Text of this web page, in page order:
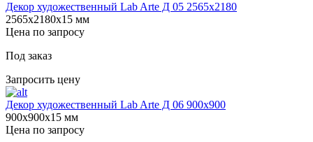
Декор художественный Lab Arte Д 05 2565х2180
2565х2180х15 мм
Цена по запросу
Под заказ
Запросить цену
Декор художественный Lab Arte Д 06 900х900
900х900х15 мм
Цена по запросу